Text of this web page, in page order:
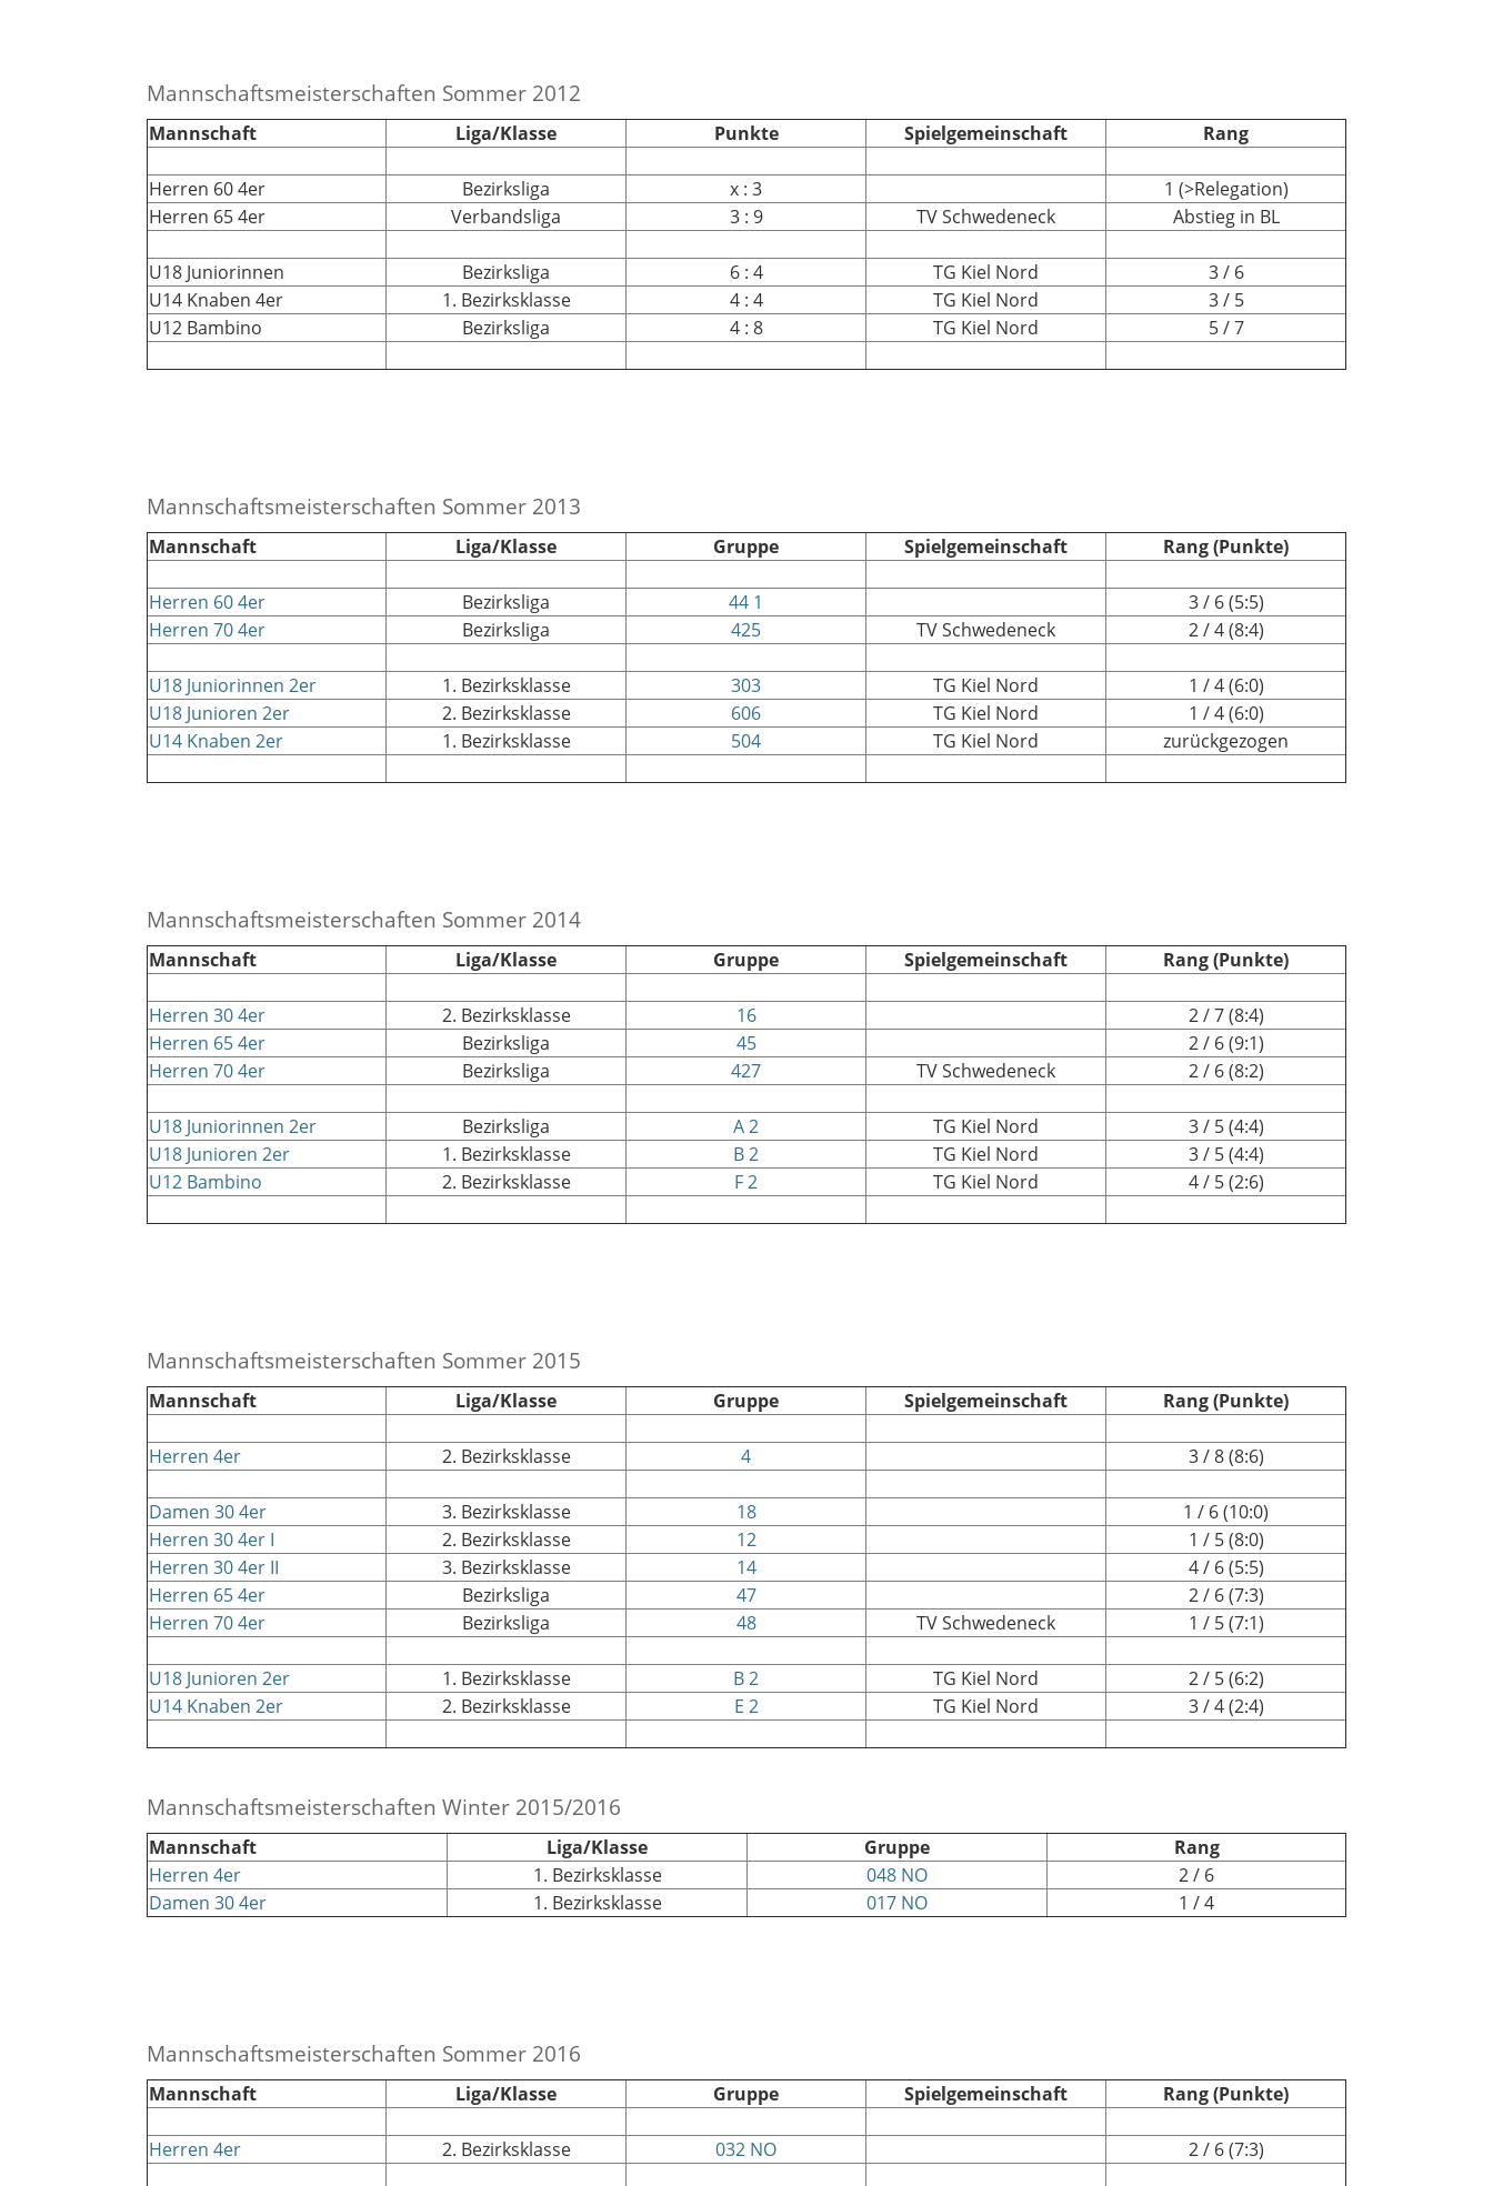
Mannschaftsmeisterschaften Sommer 2012
Mannschaft Liga/Klasse Punkte Spielgemeinschaft Rang
Herren 60 4er Bezirksliga x : 3
1 (>Relegation)
Herren 65 4er
Verbandsliga 3 : 9 TV Schwedeneck Abstieg in BL
U18 Juniorinnen Bezirksliga 6 : 4 TG Kiel Nord
3 / 6
U14 Knaben 4er
1. Bezirksklasse 4 : 4 TG Kiel Nord
3 / 5
U12 Bambino
Bezirksliga 4 : 8 TG Kiel Nord 5 / 7
Mannschaftsmeisterschaften Sommer 2013
Mannschaft Liga/Klasse Gruppe Spielgemeinschaft Rang (Punkte)
Herren 60 4er Bezirksliga 44 1
3 / 6 (5:5)
Herren 70 4er
Bezirksliga 425 TV Schwedeneck 2 / 4 (8:4)
U18 Juniorinnen 2er 1. Bezirksklasse 303 TG Kiel Nord
1 / 4 (6:0)
U18 Junioren 2er
2. Bezirksklasse 606 TG Kiel Nord
1 / 4 (6:0)
U14 Knaben 2er
1. Bezirksklasse 504 TG Kiel Nord zurückgezogen
Mannschaftsmeisterschaften Sommer 2014
Mannschaft Liga/Klasse Gruppe Spielgemeinschaft Rang (Punkte)
Herren 30 4er 2. Bezirksklasse 16
2 / 7 (8:4)
Herren 65 4er
Bezirksliga 45
2 / 6 (9:1)
Herren 70 4er
Bezirksliga 427 TV Schwedeneck 2 / 6 (8:2)
U18 Juniorinnen 2er Bezirksliga A 2 TG Kiel Nord
3 / 5 (4:4)
U18 Junioren 2er
1. Bezirksklasse B 2 TG Kiel Nord
3 / 5 (4:4)
U12 Bambino
2. Bezirksklasse F 2 TG Kiel Nord 4 / 5 (2:6)
Mannschaftsmeisterschaften Sommer 2015
Mannschaft Liga/Klasse Gruppe Spielgemeinschaft Rang (Punkte)
Herren 4er 2. Bezirksklasse 4 3 / 8 (8:6)
Damen 30 4er 3. Bezirksklasse 18
1 / 6 (10:0)
Herren 30 4er I
2. Bezirksklasse 12
1 / 5 (8:0)
Herren 30 4er II
3. Bezirksklasse 14
4 / 6 (5:5)
Herren 65 4er
Bezirksliga 47
2 / 6 (7:3)
Herren 70 4er
Bezirksliga 48 TV Schwedeneck 1 / 5 (7:1)
U18 Junioren 2er 1. Bezirksklasse B 2 TG Kiel Nord
2 / 5 (6:2)
U14 Knaben 2er
2. Bezirksklasse E 2 TG Kiel Nord 3 / 4 (2:4)
Mannschaftsmeisterschaften Winter 2015/2016
Mannschaft Liga/Klasse Gruppe
Rang
Herren 4er
1. Bezirksklasse 048 NO
2 / 6
Damen 30 4er
1. Bezirksklasse 017 NO 1 / 4
Mannschaftsmeisterschaften Sommer 2016
Mannschaft Liga/Klasse Gruppe Spielgemeinschaft Rang (Punkte)
Herren 4er 2. Bezirksklasse 032 NO 2 / 6 (7:3)